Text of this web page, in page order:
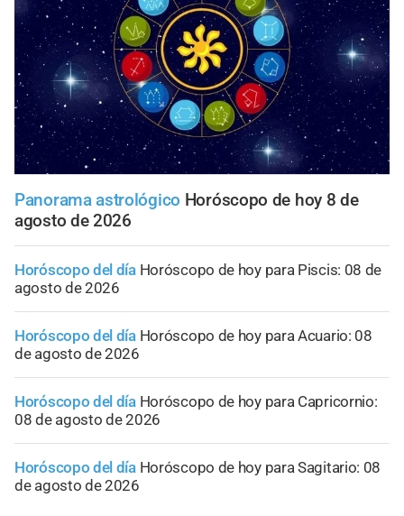
Panorama astrológico Horóscopo de hoy 8 de
agosto de 2026
Horóscopo del día Horóscopo de hoy para Piscis: 08 de
agosto de 2026
Horóscopo del día Horóscopo de hoy para Acuario: 08
de agosto de 2026
Horóscopo del día Horóscopo de hoy para Capricornio:
08 de agosto de 2026
Horóscopo del día Horóscopo de hoy para Sagitario: 08
de agosto de 2026